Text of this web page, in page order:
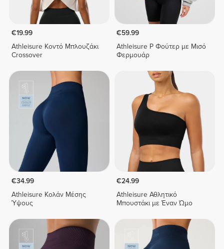
€19.99
Athleisure Κοντό Μπλουζάκι
Crossover
€59.99
Athleisure P Φούτερ με Μισό
Φερμουάρ
€34.99
Athleisure Κολάν Μέσης
Ύψους
€24.99
Athleisure Αθλητικό
Μπουστάκι με Έναν Ώμο